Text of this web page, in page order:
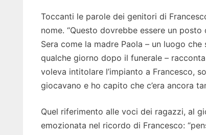
Toccanti le parole dei genitori di
nome. “Questo dovrebbe essere un
Sera come la madre Paola – un luogo
qualche giorno dopo il funerale –
voleva intitolare l’impianto a Francesco,
giocavano e ho capito che c’era ancora
Quel riferimento alle voci dei ragazzi, al
emozionata nel ricordo di Francesco: